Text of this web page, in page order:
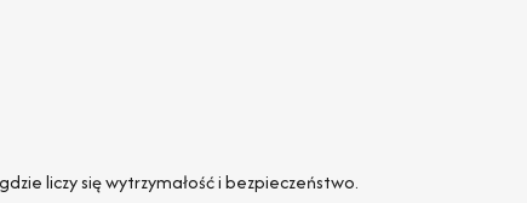
liczy się wytrzymałość i bezpieczeństwo.